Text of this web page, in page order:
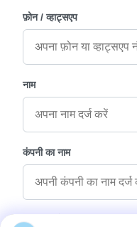
फ़ोन / व्हाट्सएप
नाम
कंपनी का नाम
पूछताछ संदेश